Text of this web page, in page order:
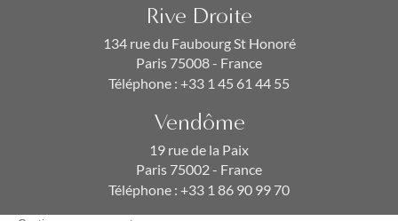
Rive Droite
134 rue du Faubourg St Honoré
Paris 75008 - France
Téléphone : +33 1 45 61 44 55
Vendôme
19 rue de la Paix
Paris 75002 - France
Téléphone : +33 1 86 90 99 70